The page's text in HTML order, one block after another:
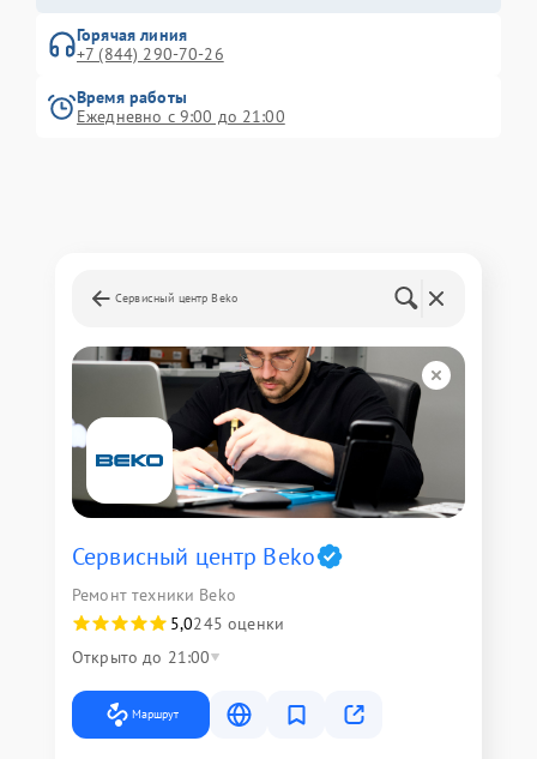
Горячая линия
+7 (844) 290-70-26
Время работы
Ежедневно с 9:00 до 21:00
Сервисный центр Beko
Сервисный центр Beko
Ремонт техники Beko
5,0245 оценки
Открыто до 21:00
Маршрут